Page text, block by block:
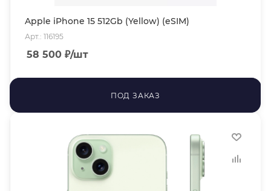
Apple iPhone 15 512Gb (Yellow) (eSIM)
Арт.: 116195
58 500 ₽/шт
ПОД ЗАКАЗ